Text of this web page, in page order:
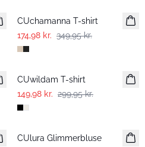
CUchamanna T-shirt
174,98 kr. 349,95 kr.
-50%
CUwildam T-shirt
149,98 kr. 299,95 kr.
-50%
CUlura Glimmerbluse